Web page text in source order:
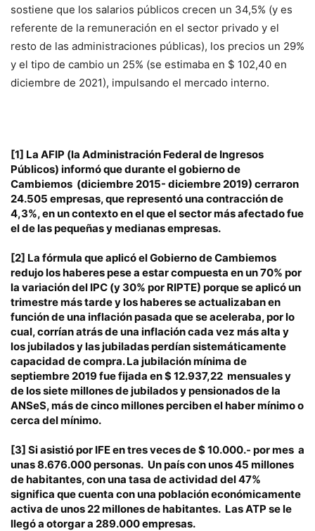
sostiene que los salarios públicos crecen un 34,5% (y es
referente de la remuneración en el sector privado y el
resto de las administraciones públicas), los precios un 29%
y el tipo de cambio un 25% (se estimaba en $ 102,40 en
diciembre de 2021), impulsando el mercado interno.
[1] La AFIP (la Administración Federal de Ingresos
Públicos) informó que durante el gobierno de
Cambiemos (diciembre 2015- diciembre 2019) cerraron
24.505 empresas, que representó una contracción de
4,3%, en un contexto en el queel sector más afectado fue
el de las pequeñas y medianas empresas.
[2] La fórmula que aplicó el Gobierno de Cambiemos
redujo los haberes pese a estar compuesta en un 70% por
la variación del IPC (y 30% por RIPTE) porque se aplicó un
trimestre más tarde y los haberes se actualizaban en
función de una inflación pasada que se aceleraba, por lo
cual, corrían atrás de una inflación cada vez más alta y
los jubilados y las jubiladas perdían sistemáticamente
capacidad de compra. La jubilación mínima de
septiembre 2019 fue fijada en $ 12.937,22 mensuales y
de los siete millones de jubilados y pensionados de la
ANSeS, más de cinco millones perciben el haber mínimo o
cerca del mínimo.
[3] Si asistió por IFE en tres veces de $ 10.000.- por mes a
unas 8.676.000 personas. Un país con unos 45 millones
de habitantes, con una tasa de actividad del 47%
significa que cuenta con una población económicamente
activa de unos 22 millones de habitantes. Las ATP se le
llegó a otorgar a 289.000 empresas.